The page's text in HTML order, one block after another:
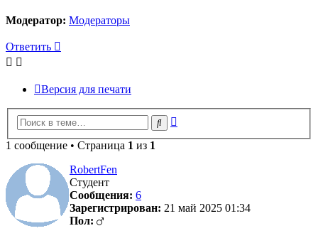
Модератор: Модераторы
Ответить
Версия для печати
Поиск
1 сообщение • Страница 1 из 1
RobertFen
Студент
Сообщения: 6
Зарегистрирован: 21 май 2025 01:34
Пол: